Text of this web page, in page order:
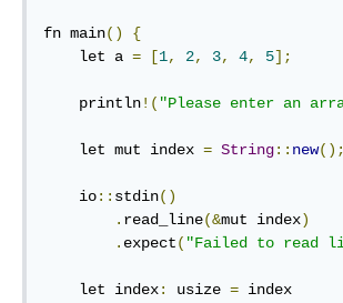
fn main()
{
    let a
= [1, 2, 3, 4, 5];
    println
!( "Please enter an
    let mut index
= String:: new();
    io
:: stdin()
. read_line(&mut index)
. expect( "Failed to read
    let index
: usize = index